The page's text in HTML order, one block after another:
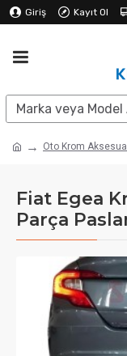
Giriş Kayıt Ol
Oto Krom
Fiat Egea
Parça